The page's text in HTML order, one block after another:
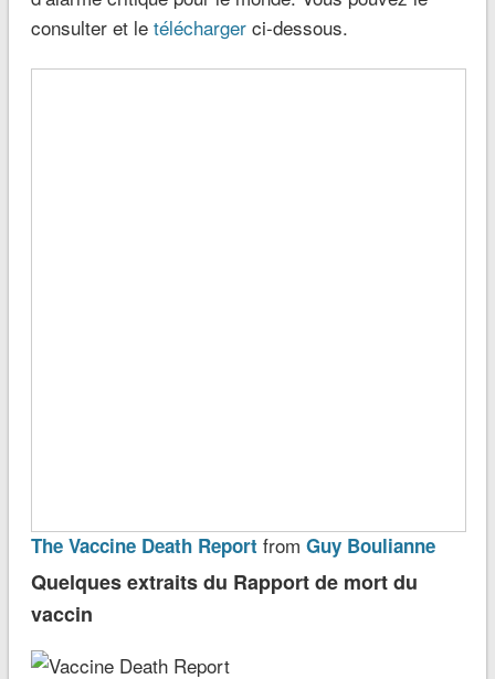
consulter et le téléchargerci-dessous.
The Vaccine Death Report from Guy Boulianne
Quelques extraits du Rapport de mort du
vaccin